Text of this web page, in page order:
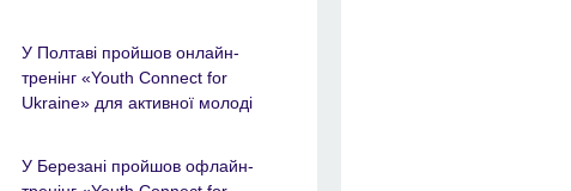
У Полтаві пройшов онлайн-
тренінг «Youth Connect for
Ukraine» для активної молоді
У Березані пройшов офлайн-